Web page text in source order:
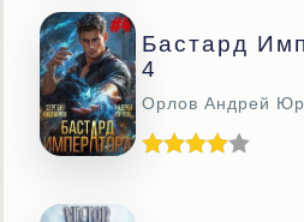
Бастард
4
Орлов Андрей